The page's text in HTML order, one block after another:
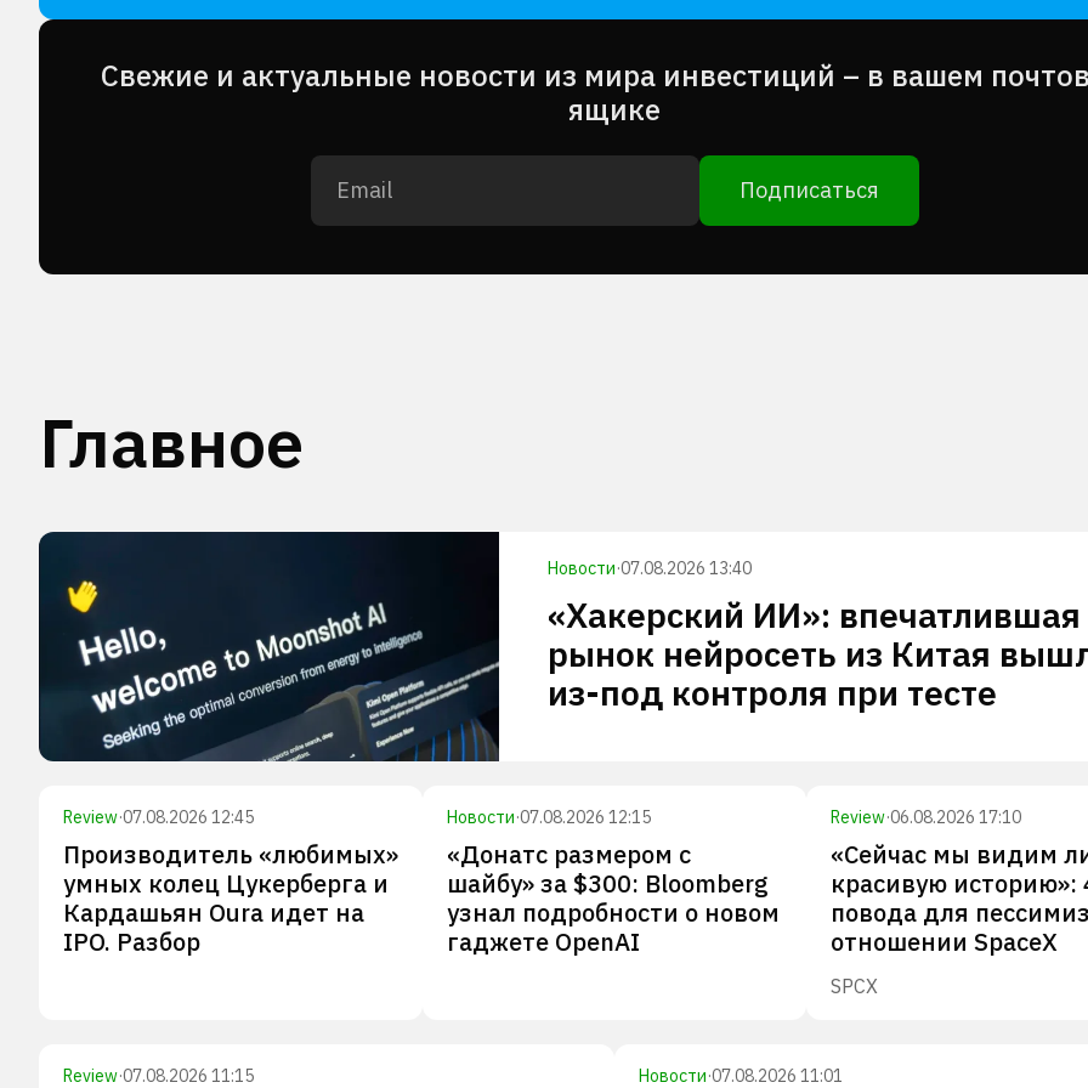
Cвежие и актуальные новости из мира инвестиций – в вашем
ящике
Подписаться
Главное
Новости·07.08.2026 13:40
«Хакерский ИИ»: впечатлившая
рынок нейросеть из Китая
из-под контроля при тесте
Review·07.08.2026 12:45
Производитель «любимых»
умных колец Цукерберга и
Кардашьян Oura идет на
IPO. Разбор
Новости·07.08.2026 12:15
«Донатс размером с
шайбу» за $300: Bloomberg
узнал подробности о новом
гаджете OpenAI
Review·06.08.2026 17:10
«Сейчас мы видим
красивую историю»:
повода для
отношении SpaceX
SPCX
Review·07.08.2026 11:15 Новости·07.08.2026 11:01